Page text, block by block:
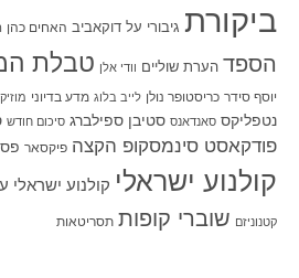
ביקורת גיבורי על דוקאביב האחים כהן
הספד הערת שוליים וודי אלן טבלת
יוסף סידר כריסטופר נולן לייב בלוג מדע בדיוני
נטפליקס סאנדאנס סטיבן ספילברג סיכום חודש
פודקאסט סינמסקופ הקצה פיקסאר
קולנוע ישראלי קולנוע ישראלי
קטנוניזם שוברי קופות תסריטאות